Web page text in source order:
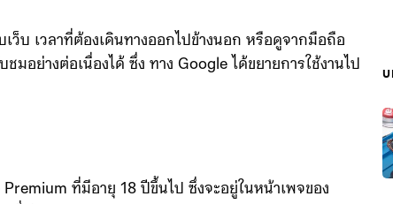
บ เวลาที่ต้องเดินทางออกไปข้างนอก หรือดูจากมือถือ
อย่างต่อเนื่องได้ ซึ่ง ทาง Google ได้ขยายการใช้งานไป
Premium ที่มีอายุ 18 ปีขึ้นไป ซึ่งจะอยู่ในหน้าเพจของ
บ